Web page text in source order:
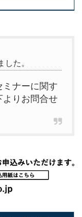
た。
ナーに関す
よりお問合せ